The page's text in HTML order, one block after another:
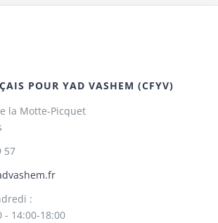
POUR YAD VASHEM (CFYV)
la Motte-Picquet
57
:
- 14:00-18:00